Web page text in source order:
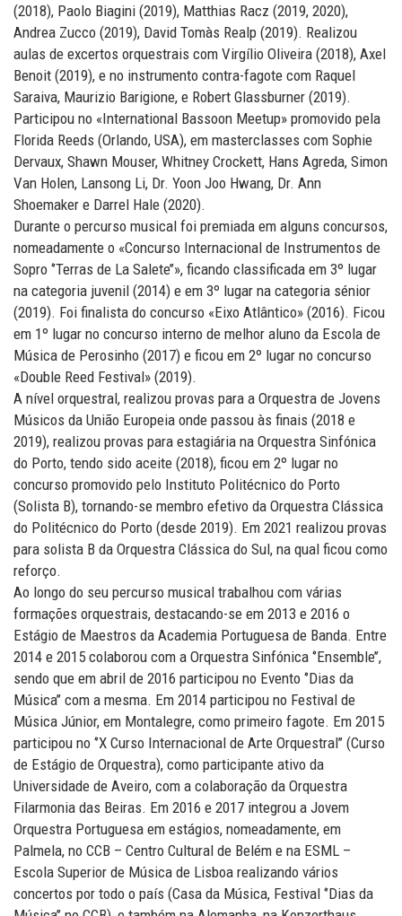
(2018), Paolo Biagini (2019), Matthias Racz (2019, 2020),
Andrea Zucco (2019), David Tomàs Realp (2019). Realizou
aulas de excertos orquestrais com Virgílio Oliveira (2018), Axel
Benoit (2019), e no instrumento contra-fagote com Raquel
Saraiva, Maurizio Barigione, e Robert Glassburner (2019).
Participou no «International Bassoon Meetup» promovido pela
Florida Reeds (Orlando, USA), em masterclasses com Sophie
Dervaux, Shawn Mouser, Whitney Crockett, Hans Agreda, Simon
Van Holen, Lansong Li, Dr. Yoon Joo Hwang, Dr. Ann
Shoemaker e Darrel Hale (2020).
Durante o percurso musical foi premiada em alguns concursos,
nomeadamente o «Concurso Internacional de Instrumentos de
Sopro ‘’Terras de La Salete’’», ficando classificada em 3º lugar
na categoria juvenil (2014) e em 3º lugar na categoria sénior
(2019). Foi finalista do concurso «Eixo Atlântico» (2016). Ficou
em 1º lugar no concurso interno de melhor aluno da Escola de
Música de Perosinho (2017) e ficou em 2º lugar no concurso
«Double Reed Festival» (2019).
A nível orquestral, realizou provas para a Orquestra de Jovens
Músicos da União Europeia onde passou às finais (2018 e
2019), realizou provas para estagiária na Orquestra Sinfónica
do Porto, tendo sido aceite (2018), ficou em 2º lugar no
concurso promovido pelo Instituto Politécnico do Porto
(Solista B), tornando-se membro efetivo da Orquestra Clássica
do Politécnico do Porto (desde 2019). Em 2021 realizou provas
para solista B da Orquestra Clássica do Sul, na qual ficou como
reforço.
Ao longo do seu percurso musical trabalhou com várias
formações orquestrais, destacando-se em 2013 e 2016 o
Estágio de Maestros da Academia Portuguesa de Banda. Entre
2014 e 2015 colaborou com a Orquestra Sinfónica ‘’Ensemble’’,
sendo que em abril de 2016 participou no Evento ‘’Dias da
Música’’ com a mesma. Em 2014 participou no Festival de
Música Júnior, em Montalegre, como primeiro fagote. Em 2015
participou no ‘’X Curso Internacional de Arte Orquestral’’ (Curso
de Estágio de Orquestra), como participante ativo da
Universidade de Aveiro, com a colaboração da Orquestra
Filarmonia das Beiras. Em 2016 e 2017 integrou a Jovem
Orquestra Portuguesa em estágios, nomeadamente, em
Palmela, no CCB – Centro Cultural de Belém e na ESML –
Escola Superior de Música de Lisboa realizando vários
concertos por todo o país (Casa da Música, Festival ‘’Dias da